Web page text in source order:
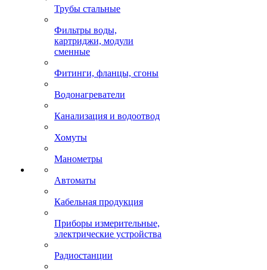
Трубы стальные
Фильтры воды,
картриджи, модули
сменные
Фитинги, фланцы, сгоны
Водонагреватели
Канализация и водоотвод
Хомуты
Манометры
Автоматы
Кабельная продукция
Приборы измерительные,
электрические устройства
Радиостанции